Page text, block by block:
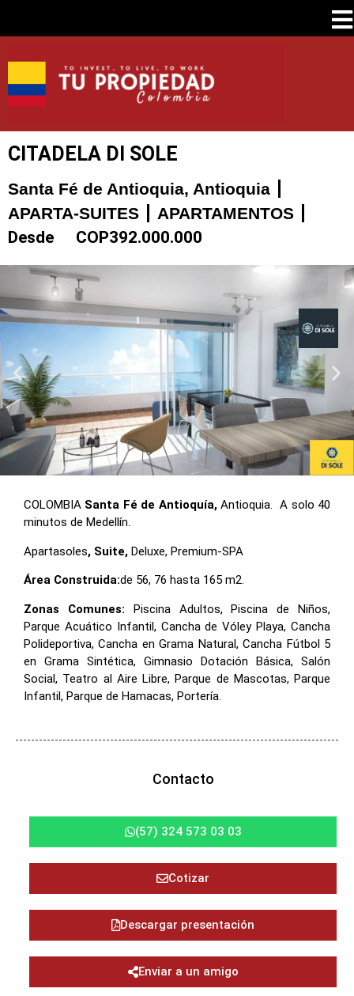
CITADELA DI SOLE
Santa Fé de Antioquia, Antioquia
APARTA-SUITES
APARTAMENTOS
Desde COP392.000.000
COLOMBIA Santa Fé de Antioquía,Antioquia. A solo 40
minutos de Medellín.
Apartasoles, Suite, Deluxe, Premium-SPA
Área Construida:de 56, 76 hasta 165 m2.
Zonas Comunes: Piscina Adultos, Piscina de Niños,
Parque Acuático Infantil, Cancha de Vóley Playa, Cancha
Polideportiva, Cancha en Grama Natural, Cancha Fútbol 5
en Grama Sintética, Gimnasio Dotación Básica, Salón
Social, Teatro al Aire Libre, Parque de Mascotas, Parque
Infantil, Parque de Hamacas, Portería.
Contacto
(57) 324 573 03 03
Cotizar
Descargar presentación
Enviar a un amigo